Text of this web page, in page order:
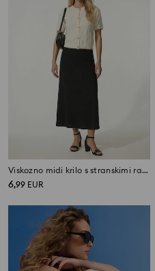
Viskozno midi krilo s stranskimi razporki
6,99 EUR